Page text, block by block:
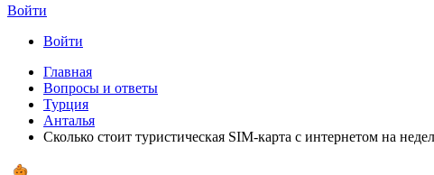
Войти
Войти
Главная
Вопросы и ответы
Турция
Анталья
Сколько стоит туристическая SIM-карта с интернетом на